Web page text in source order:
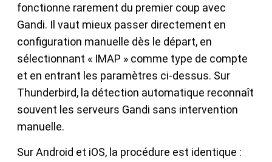
fonctionne rarement du premier coup avec
Gandi. Il vaut mieux passer directement en
configuration manuelle dès le départ, en
sélectionnant « IMAP » comme type de compte
et en entrant les paramètres ci-dessus. Sur
Thunderbird, la détection automatique reconnaît
souvent les serveurs Gandi sans intervention
manuelle.
Sur Android et iOS, la procédure est identique :